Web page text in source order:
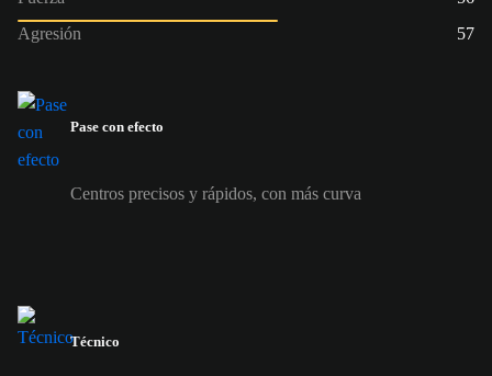
Agresión
57
Pase con efecto
Centros precisos y rápidos, con más curva
Técnico